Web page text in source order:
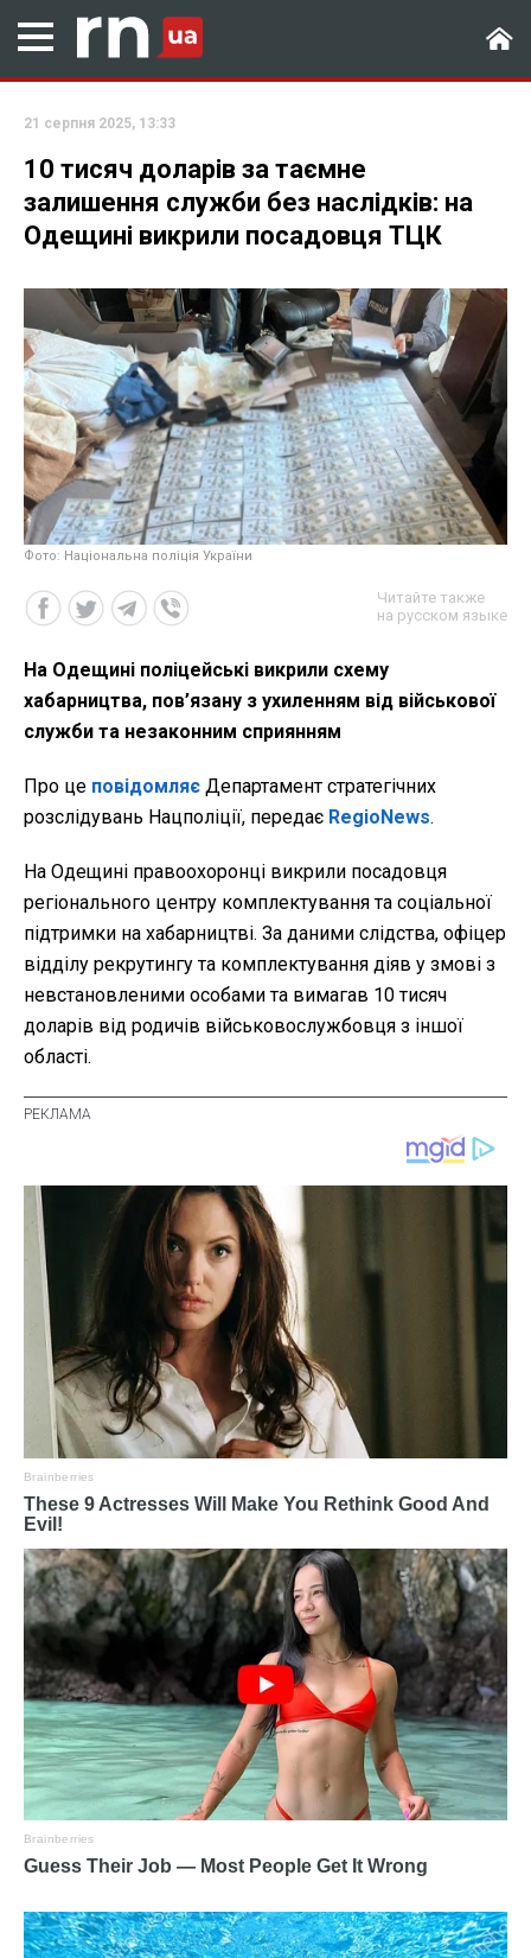
21 серпня 2025, 13:33
10 тисяч доларів за таємне
залишення служби без наслідків: на
Одещині викрили посадовця ТЦК
Фото: Національна поліція України
Читайте также
на русском языке
На Одещині поліцейські викрили схему
хабарництва, пов’язану з ухиленням від військової
служби та незаконним сприянням
Про це повідомляє Департамент стратегічних
розслідувань Нацполіції, передає RegioNews.
На Одещині правоохоронці викрили посадовця
регіонального центру комплектування та соціальної
підтримки на хабарництві. За даними слідства, офіцер
відділу рекрутингу та комплектування діяв у змові з
невстановленими особами та вимагав 10 тисяч
доларів від родичів військовослужбовця з іншої
області.